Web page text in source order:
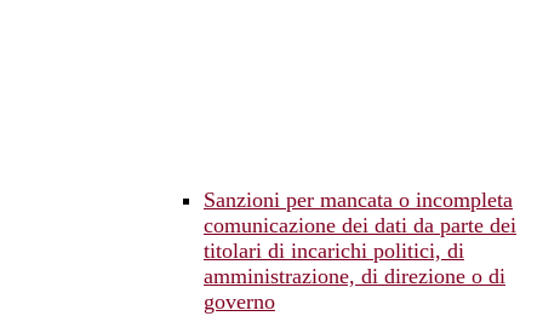
Sanzioni per mancata o incompleta
comunicazione dei dati da parte dei
titolari di incarichi politici, di
amministrazione, di direzione o di
governo